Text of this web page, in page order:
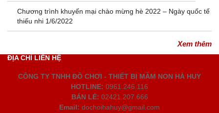
Chương trình khuyến mại chào mừng hè 2022 – Ngày quốc tế
thiếu nhi 1/6/2022
Xem thêm
ĐỊA CHỈ LIÊN HỆ
CÔNG TY TNHH ĐỒ CHƠI - THIẾT BỊ MẦM NON HÀ HUY
HOTLINE: 0961.246.116
BÁN LẺ: 02421.207.666
Email: dochoihahuy@gmail.com